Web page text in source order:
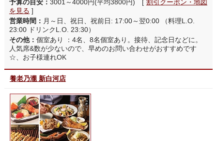
予算の目安： 3001～4000円(平均3800円) [ 割引クーポン・地図
を見る ]
営業時間： 月～日、祝日、祝前日: 17:00～翌0:00 （料理L.O.
23:00 ドリンクL.O. 23:30）
その他： 個室あり ：4名、8名個室あり。接待、記念日などに。
人気席&数が少ないので、早めのお問い合わせがおすすめです
☆、お子様連れOK
養老乃瀧 新白河店